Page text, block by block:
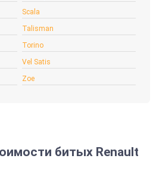
Scala
Talisman
Torino
Vel Satis
Zoe
битых Renault